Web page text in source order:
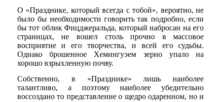
О «Празднике, который всегда с тобой», вероятно, не
было бы необходимости говорить так подробно, если
бы тот облик Фицджеральда, который набросан на его
страницах, не вошел столь прочно в массовое
восприятие и его творчества, и всей его судьбы.
Однако брошенное Хемингуэем зерно упало на
хорошо взрыхленную почву.
Собственно, в «Празднике» лишь наиболее
талантливо, а поэтому наиболее убедительно
воссоздано то представление о щедро одаренном, но и